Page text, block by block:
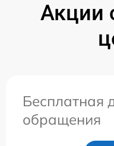
Акции
Бесплатная
обращения